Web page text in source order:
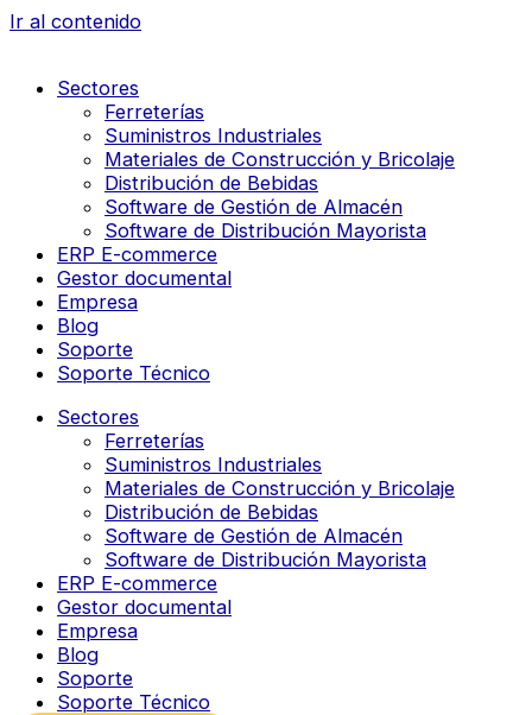
Ir al contenido
Sectores
Ferreterías
Suministros Industriales
Materiales de Construcción y Bricolaje
Distribución de Bebidas
Software de Gestión de Almacén
Software de Distribución Mayorista
ERP E-commerce
Gestor documental
Empresa
Blog
Soporte
Soporte Técnico
Sectores
Ferreterías
Suministros Industriales
Materiales de Construcción y Bricolaje
Distribución de Bebidas
Software de Gestión de Almacén
Software de Distribución Mayorista
ERP E-commerce
Gestor documental
Empresa
Blog
Soporte
Soporte Técnico